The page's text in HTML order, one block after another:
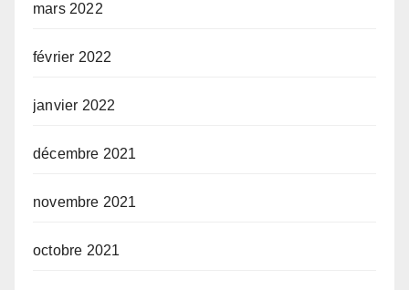
mars 2022
février 2022
janvier 2022
décembre 2021
novembre 2021
octobre 2021